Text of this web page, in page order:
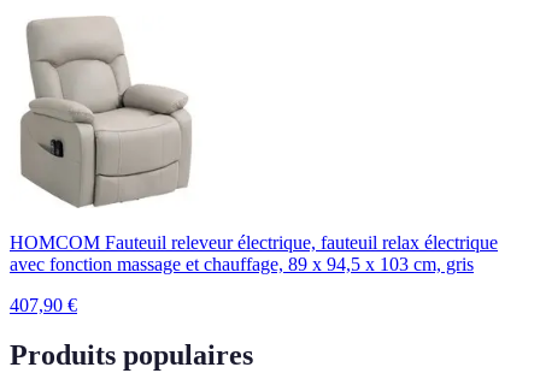
HOMCOM Fauteuil releveur électrique, fauteuil relax électrique
avec fonction massage et chauffage, 89 x 94,5 x 103 cm, gris
407,90 €
Produits populaires